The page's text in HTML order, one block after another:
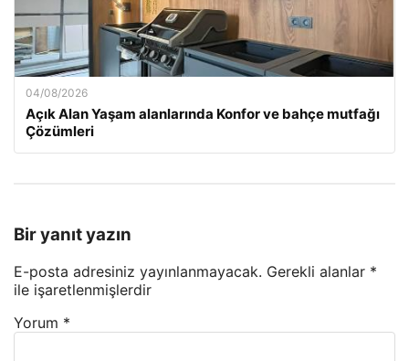
04/08/2026
Açık Alan Yaşam alanlarında Konfor ve bahçe mutfağı
Çözümleri
Bir yanıt yazın
E-posta adresiniz yayınlanmayacak. Gerekli alanlar *
ile işaretlenmişlerdir
Yorum *